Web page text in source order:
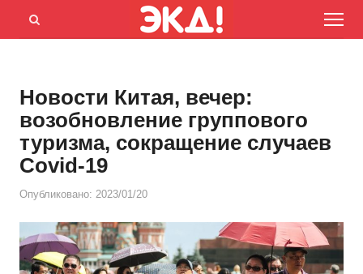
Menu
Открыть
Новости Китая, вечер:
возобновление группового
туризма, сокращение случаев
Covid-19
Опубликовано: 2023/01/20